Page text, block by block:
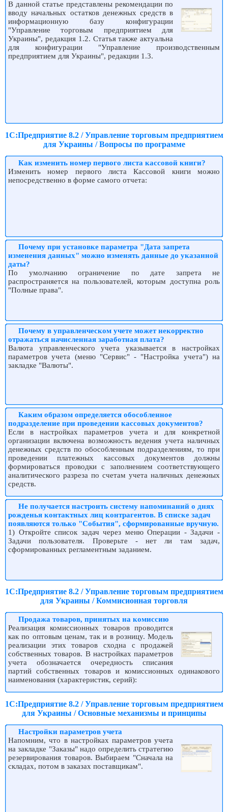
В данной статье представлены рекомендации по
вводу начальных остатков денежных средств в
информационную базу конфигурации
"Управление торговым предприятием для
Украины", редакция 1.2. Статья также актуальна
для конфигурации "Управление производственным
предприятием для Украины", редакции 1.3.
1С:Предприятие 8.2 / Управление торговым предприятием
для Украины / Вопросы по программе
Как изменить номер первого листа кассовой книги?
Изменить номер первого листа Кассовой книги можно
непосредственно в форме самого отчета:
Почему при установке параметра "Дата запрета
изменения данных" можно изменять данные до указанной
даты?
По умолчанию ограничение по дате запрета не
распространяется на пользователей, которым доступна роль
"Полные права".
Почему в управленческом учете может некорректно
отражаться начисленная заработная плата?
Валюта управленческого учета указывается в настройках
параметров учета (меню "Сервис" - "Настройка учета") на
закладке "Валюты".
Каким образом определяется обособленное
подразделение при проведении кассовых документов?
Если в настройках параметров учета и для конкретной
организации включена возможность ведения учета наличных
денежных средств по обособленным подразделениям, то при
проведении платежных кассовых документов должны
формироваться проводки с заполнением соответствующего
аналитического разреза по счетам учета наличных денежных
средств.
Не получается настроить систему напоминаний о днях
рожденья контактных лиц контрагентов. В списке задач
появляются только "События", сформированные вручную.
1) Откройте список задач через меню Операции - Задачи -
Задачи пользователя. Проверьте - нет ли там задач,
сформированных регламентным заданием.
1С:Предприятие 8.2 / Управление торговым предприятием
для Украины / Коммисионная торговля
Продажа товаров, принятых на комиссию
Реализация комиссионных товаров проводится
как по оптовым ценам, так и в розницу. Модель
реализации этих товаров сходна с продажей
собственных товаров. В настройках параметров
учета обозначается очередность списания
партий собственных товаров и комиссионных одинакового
наименования (характеристик, серий):
1С:Предприятие 8.2 / Управление торговым предприятием
для Украины / Основные механизмы и принципы
Настройки параметров учета
Напомним, что в настройках параметров учета
на закладке "Заказы" надо определить стратегию
резервирования товаров. Выбираем "Сначала на
складах, потом в заказах поставщикам".